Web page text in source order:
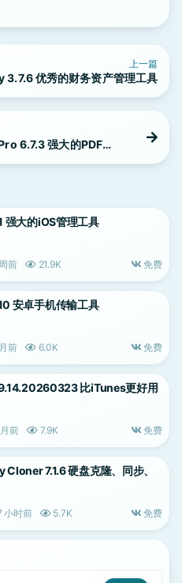
上一篇
优秀的财务资产管理工具
6.7.3 强大的PDF编
强大的iOS管理工具
前 21.9K 免费
安卓手机传输工具
前 6.0K 免费
比iTunes更好用
前 7.9K 免费
7.1.6 硬盘克隆、同步、
小时前 5.7K 免费